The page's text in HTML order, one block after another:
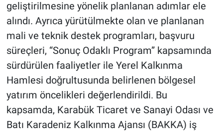
geliştirilmesine yönelik planlanan adımlar ele
alındı. Ayrıca yürütülmekte olan ve planlanan
mali ve teknik destek programları, başvuru
süreçleri, “Sonuç Odaklı Program” kapsamında
sürdürülen faaliyetler ile Yerel Kalkınma
Hamlesi doğrultusunda belirlenen bölgesel
yatırım öncelikleri değerlendirildi. Bu
kapsamda, Karabük Ticaret ve Sanayi Odası ve
Batı Karadeniz Kalkınma Ajansı (BAKKA) iş